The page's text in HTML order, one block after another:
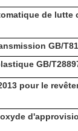
de lutte
GB/
GB/
pour le